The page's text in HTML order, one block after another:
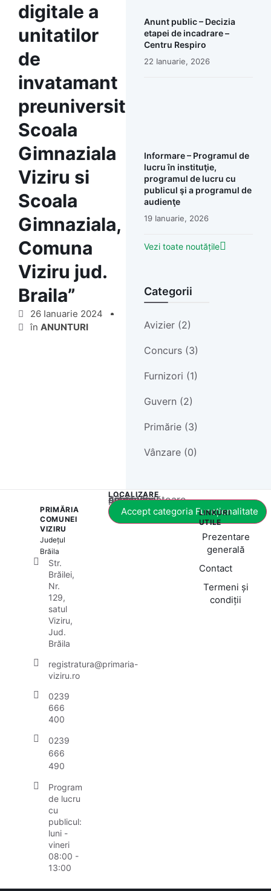
digitale a
unitatilor
de
invatamant
preuniversitar:
Scoala
Gimnaziala
Viziru si
Scoala
Gimnaziala,
Comuna
Viziru jud.
Braila”
26 Ianuarie 2024
în ANUNTURI
Anunt public – Decizia
etapei de incadrare –
Centru Respiro
22 Ianuarie, 2026
Informare – Programul de
lucru în instituţie,
programul de lucru cu
publicul şi a programul de
audienţe
19 Ianuarie, 2026
Vezi toate noutățile
Categorii
Avizier (2)
Concurs (3)
Furnizori (1)
Guvern (2)
Primărie (3)
Vânzare (0)
PRIMĂRIA
COMUNEI
VIZIRU
Județul
Brăila
Str.
Brăilei,
Nr.
129,
satul
Viziru,
Jud.
Brăila
registratura@primaria-
viziru.ro
0239
666
400
0239
666
490
Program
de lucru
cu
publicul:
luni -
vineri
08:00 -
13:00
LOCALIZARE
Acest conținut este blocat până când acceptați categoria corespunzătoare de cookie-uri.
Accept categoria Funcționalitate
LINKURI
UTILE
Prezentare
generală
Contact
Termeni și
condiții